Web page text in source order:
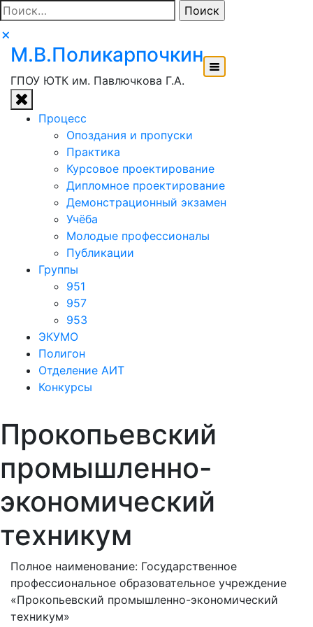
Перейти
к
содержимому
Найти:
М.В.Поликарпочкин
ГПОУ ЮТК им. Павлючкова Г.А.
Процесс
Опоздания и пропуски
Практика
Курсовое проектирование
Дипломное проектирование
Демонстрационный экзамен
Учёба
Молодые профессионалы
Публикации
Группы
951
957
953
ЭКУМО
Полигон
Отделение АИТ
Конкурсы
Прокопьевский
промышленно-
экономический
техникум
Полное наименование: Государственное
профессиональное образовательное учреждение
«Прокопьевский промышленно-экономический
техникум»